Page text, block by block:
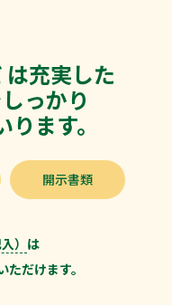
充実した
っかり
ます。
開示書類
） は
だけます。